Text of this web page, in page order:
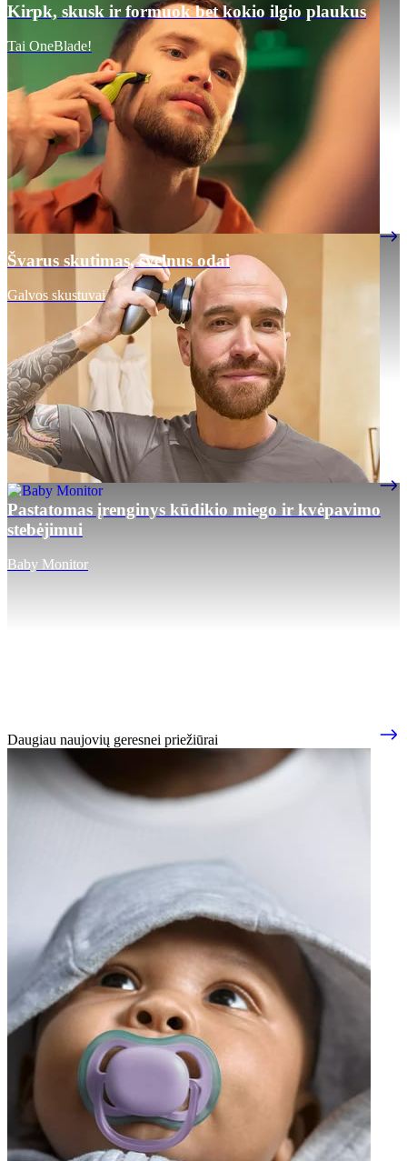
Kirpk, skusk ir formuok bet kokio ilgio plaukus
Tai OneBlade!
Švarus skutimas, švelnus odai
Galvos skustuvai
Pastatomas įrenginys kūdikio miego ir kvėpavimo
stebėjimui
Baby Monitor
Daugiau naujovių geresnei priežiūrai